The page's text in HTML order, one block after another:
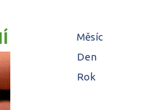
Měsíc(aktivní
Den
Rok